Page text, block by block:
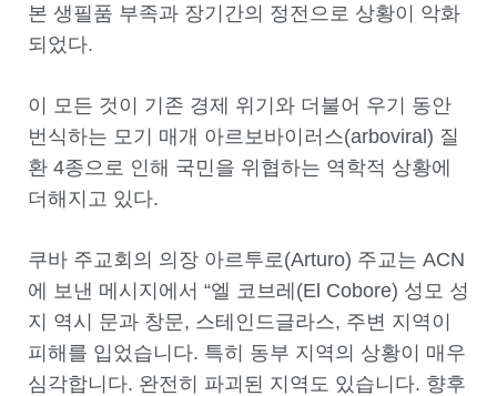
본 생필품 부족과 장기간의 정전으로 상황이 악화
되었다.
이 모든 것이 기존 경제 위기와 더불어 우기 동안
번식하는 모기 매개 아르보바이러스(arboviral) 질
환 4종으로 인해 국민을 위협하는 역학적 상황에
더해지고 있다.
쿠바 주교회의 의장 아르투로(Arturo) 주교는 ACN
에 보낸 메시지에서 “엘 코브레(El Cobore) 성모 성
지 역시 문과 창문, 스테인드글라스, 주변 지역이
피해를 입었습니다. 특히 동부 지역의 상황이 매우
심각합니다. 완전히 파괴된 지역도 있습니다. 향후